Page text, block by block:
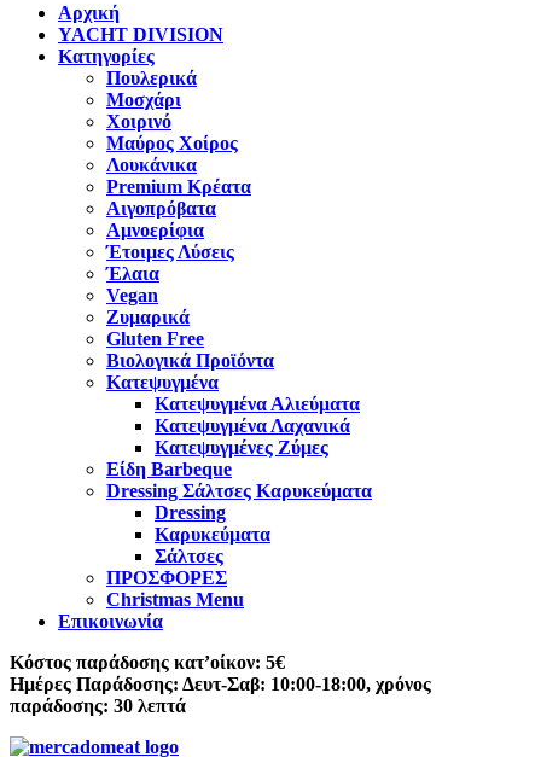
Αρχική
YACHT DIVISION
Κατηγορίες
Πουλερικά
Μοσχάρι
Χοιρινό
Μαύρος Χοίρος
Λουκάνικα
Premium Κρέατα
Αιγοπρόβατα
Αμνοερίφια
Έτοιμες Λύσεις
Έλαια
Vegan
Ζυμαρικά
Gluten Free
Βιολογικά Προϊόντα
Κατεψυγμένα
Κατεψυγμένα Αλιεύματα
Κατεψυγμένα Λαχανικά
Κατεψυγμένες Ζύμες
Είδη Barbeque
Dressing Σάλτσες Καρυκεύματα
Dressing
Καρυκεύματα
Σάλτσες
ΠΡΟΣΦΟΡΕΣ
Christmas Menu
Επικοινωνία
Κόστος παράδοσης κατ’οίκον: 5€
Ημέρες Παράδοσης: Δευτ-Σαβ: 10:00-18:00, χρόνος
παράδοσης: 30 λεπτά